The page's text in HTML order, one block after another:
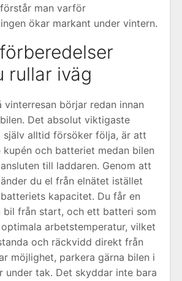
man varför
ökar markant under vintern.
rullar iväg
vinterresan börjar redan innan
Det absolut viktigaste
själv alltid försöker följa, är att
och batteriet medan bilen
till laddaren. Genom att
du el från elnätet istället
kapacitet. Du får en
bil från start, och ett batteri som
arbetstemperatur, vilket
och räckvidd direkt från
möjlighet, parkera gärna bilen i
under tak. Det skyddar inte bara